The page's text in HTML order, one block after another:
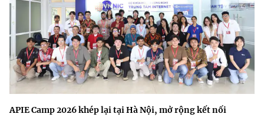
APIE Camp 2026 khép lại tại Hà Nội, mở rộng kết nối